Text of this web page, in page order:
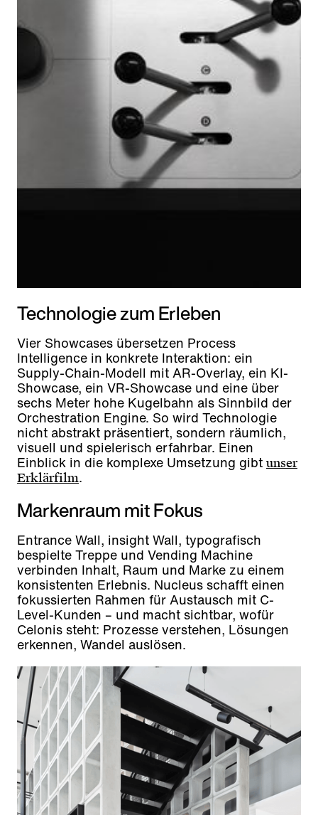
Technologie zum Erleben
Vier Showcases übersetzen Process
Intelligence in konkrete Interaktion: ein
Supply-Chain-Modell mit AR-Overlay, ein KI-
Showcase, ein VR-Showcase und eine über
sechs Meter hohe Kugelbahn als Sinnbild der
Orchestration Engine. So wird Technologie
nicht abstrakt präsentiert, sondern räumlich,
visuell und spielerisch erfahrbar. Einen
Einblick in die komplexe Umsetzung gibt unser
Erklärfilm.
Markenraum mit Fokus
Entrance Wall, insight Wall, typografisch
bespielte Treppe und Vending Machine
verbinden Inhalt, Raum und Marke zu einem
konsistenten Erlebnis. Nucleus schafft einen
fokussierten Rahmen für Austausch mit C-
Level-Kunden – und macht sichtbar, wofür
Celonis steht: Prozesse verstehen, Lösungen
erkennen, Wandel auslösen.